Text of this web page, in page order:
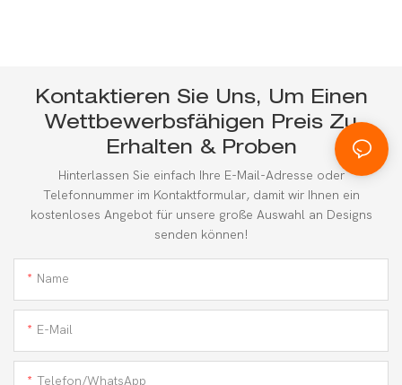
Kontaktieren Sie Uns, Um Einen
Wettbewerbsfähigen Preis Zu
Erhalten & Proben
Hinterlassen Sie einfach Ihre E-Mail-Adresse oder
Telefonnummer im Kontaktformular, damit wir Ihnen ein
kostenloses Angebot für unsere große Auswahl an Designs
senden können!
Name
E-Mail
Telefon/WhatsApp